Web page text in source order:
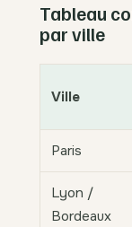
Tableau
par ville
Ville
Paris
Lyon /
Bordeaux